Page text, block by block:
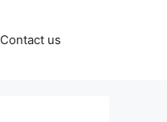
Contact us